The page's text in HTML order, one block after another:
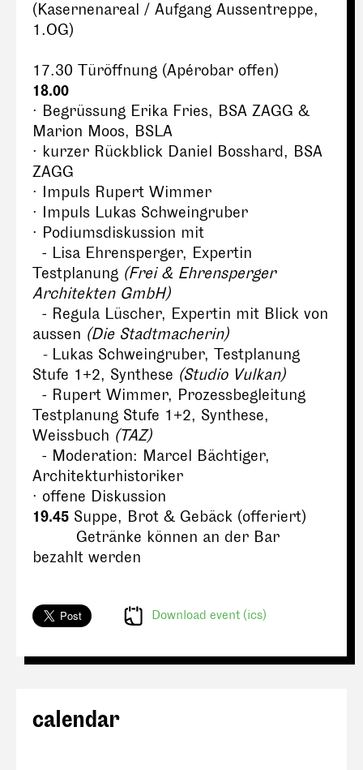
(Kasernenareal / Aufgang Aussentreppe,
1.OG)
17.30 Türöffnung (Apérobar offen)
18.00
· Begrüssung Erika Fries, BSA ZAGG &
Marion Moos, BSLA
· kurzer Rückblick Daniel Bosshard, BSA
ZAGG
· Impuls Rupert Wimmer
· Impuls Lukas Schweingruber
· Podiumsdiskussion mit
- Lisa Ehrensperger, Expertin
Testplanung (Frei & Ehrensperger
Architekten GmbH)
- Regula Lüscher, Expertin mit Blick von
aussen (Die Stadtmacherin)
- Lukas Schweingruber, Testplanung
Stufe 1+2, Synthese (Studio Vulkan)
- Rupert Wimmer, Prozessbegleitung
Testplanung Stufe 1+2, Synthese,
Weissbuch (TAZ)
- Moderation: Marcel Bächtiger,
Architekturhistoriker
· offene Diskussion
19.45 Suppe, Brot & Gebäck (offeriert)
Getränke können an der Bar
bezahlt werden
Download event (ics)
calendar